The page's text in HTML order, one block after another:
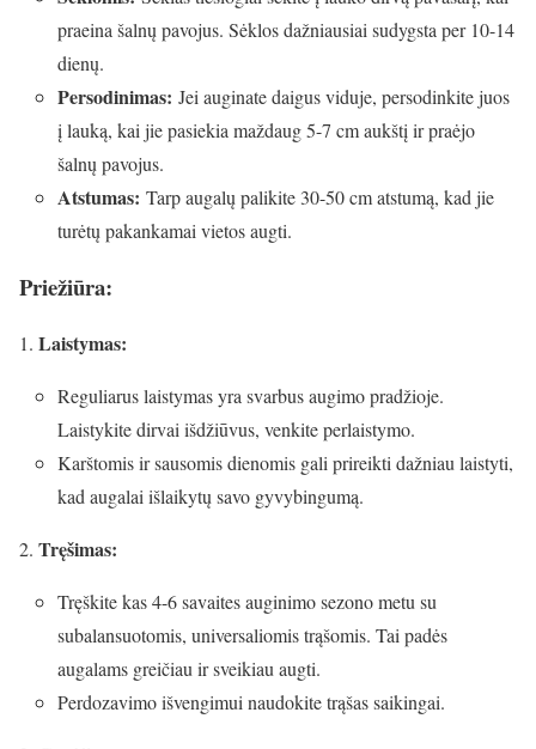
praeina šalnų pavojus. Sėklos dažniausiai sudygsta per 10-14
dienų.
Persodinimas: Jei auginate daigus viduje, persodinkite juos
į lauką, kai jie pasiekia maždaug 5-7 cm aukštį ir praėjo
šalnų pavojus.
Atstumas: Tarp augalų palikite 30-50 cm atstumą, kad jie
turėtų pakankamai vietos augti.
Priežiūra:
Laistymas:
Reguliarus laistymas yra svarbus augimo pradžioje.
Laistykite dirvai išdžiūvus, venkite perlaistymo.
Karštomis ir sausomis dienomis gali prireikti dažniau laistyti,
kad augalai išlaikytų savo gyvybingumą.
Tręšimas:
Tręškite kas 4-6 savaites auginimo sezono metu su
subalansuotomis, universaliomis trąšomis. Tai padės
augalams greičiau ir sveikiau augti.
Perdozavimo išvengimui naudokite trąšas saikingai.